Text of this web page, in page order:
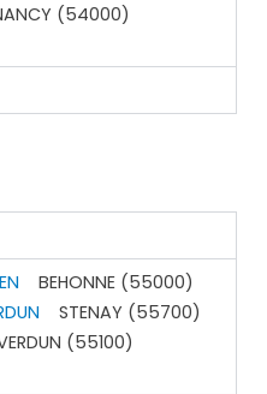
(54000)
BEHONNE (55000)
STENAY (55700)
(55100)